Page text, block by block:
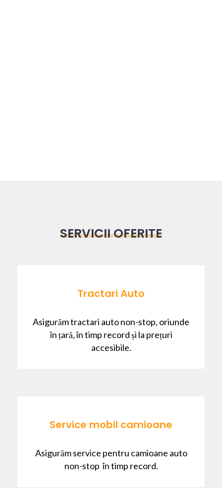
SERVICII OFERITE
Tractari Auto
Asigurăm tractari auto non-stop, oriunde
în țară, în timp record și la prețuri
accesibile.
Service mobil camioane
Asigurăm service pentru camioane auto
non-stop în timp record.